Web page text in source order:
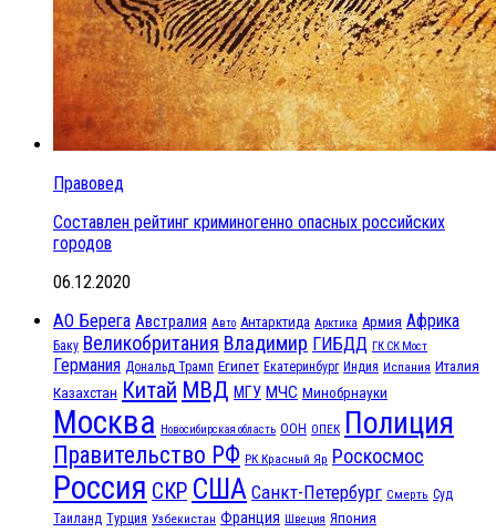
Правовед
Составлен рейтинг криминогенно опасных российских
городов
06.12.2020
АО Берега Австралия Авто Антарктида Арктика Армия Африка
Баку Великобритания Владимир ГИБДД ГК СК Мост
Германия Дональд Трамп Египет Екатеринбург Индия Испания Италия
Казахстан Китай МВД МГУ МЧС Минобрнауки
Москва Новосибирская область ООН ОПЕК Полиция
Правительство РФ РК Красный Яр Роскосмос
Россия СКР США Санкт-Петербург Смерть Суд
Таиланд Турция Узбекистан Франция Швеция Япония